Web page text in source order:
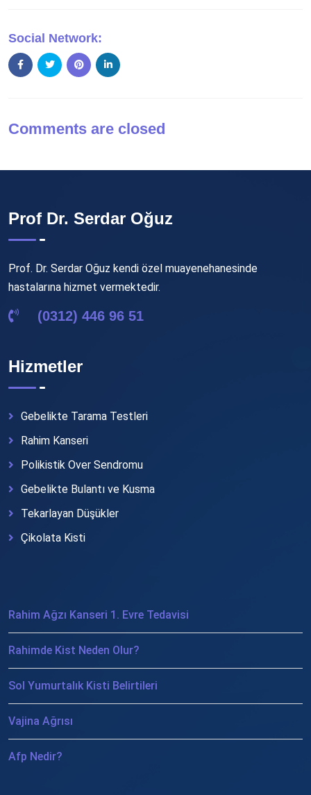
Social Network:
Comments are closed
Prof Dr. Serdar Oğuz
Prof. Dr. Serdar Oğuz kendi özel muayenehanesinde
hastalarına hizmet vermektedir.
(0312) 446 96 51
Hizmetler
Gebelikte Tarama Testleri
Rahim Kanseri
Polikistik Over Sendromu
Gebelikte Bulantı ve Kusma
Tekarlayan Düşükler
Çikolata Kisti
Rahim Ağzı Kanseri 1. Evre Tedavisi
Rahimde Kist Neden Olur?
Sol Yumurtalık Kisti Belirtileri
Vajina Ağrısı
Afp Nedir?